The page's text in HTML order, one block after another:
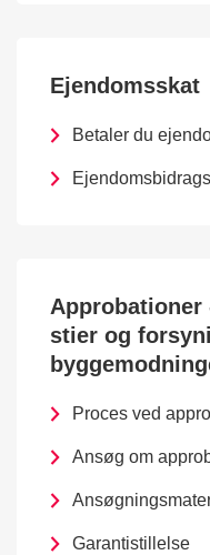
Ejendomsskat
Betaler du
Approbationer
stier og
Proces ved
Ansøg om
Garantistillelse